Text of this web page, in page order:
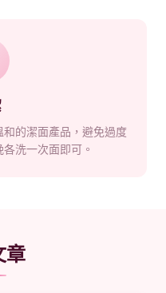
的潔面產品，避免過度
洗一次面即可。
章